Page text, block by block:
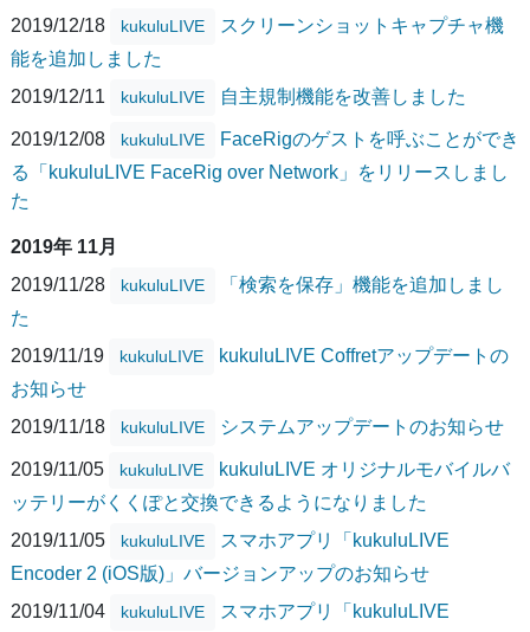
2019/12/18
kukuluLIVE
スクリーンショットキャプチャ機
能を追加しました
2019/12/11
kukuluLIVE 自主規制機能を改善しました
2019/12/08 kukuluLIVE
FaceRigのゲストを呼ぶことができ
る「kukuluLIVE FaceRig over Network」をリリースしまし
た
2019年 11月
2019/11/28
kukuluLIVE
「検索を保存」機能を追加しまし
た
2019/11/19
kukuluLIVE
kukuluLIVE Coffretアップデートの
お知らせ
2019/11/18
kukuluLIVE システムアップデートのお知らせ
2019/11/05 kukuluLIVE
kukuluLIVE オリジナルモバイルバ
ッテリーがくくぽと交換できるようになりました
2019/11/05
kukuluLIVE
スマホアプリ「kukuluLIVE
Encoder 2 (iOS版)」バージョンアップのお知らせ
2019/11/04
kukuluLIVE
スマホアプリ「kukuluLIVE